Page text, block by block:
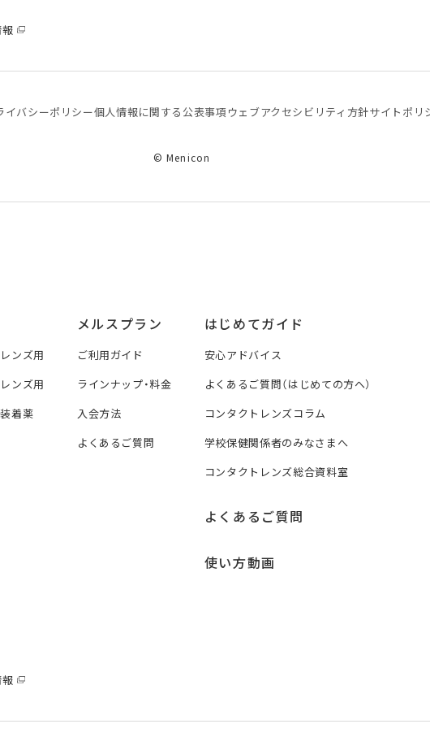
イバシーポリシー個⼈情報に関する公表事項 ウェブアクセシビリティ方針サイトポリ
© Menicon
ンズ用
ンズ用
着薬
メルスプラン
ご利用ガイド
ラインナップ・料金
入会方法
よくあるご質問
はじめてガイド
安心アドバイス
よくあるご質問（はじめての方へ）
コンタクトレンズコラム
学校保健関係者のみなさまへ
コンタクトレンズ総合資料室
よくあるご質問
使い方動画